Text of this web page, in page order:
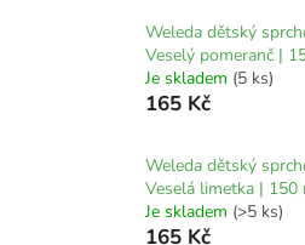
Weleda dětský
Veselý pomeranč |
Je skladem (5 ks)
165 Kč
Weleda dětský
Veselá limetka | 150
Je skladem (>5 ks)
165 Kč